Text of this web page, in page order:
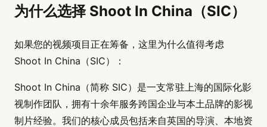
为什么选择 Shoot In China（SIC）
如果您的视频项目正在筹备，这里为什么值得考虑
Shoot In China（SIC）：
Shoot In China（简称 SIC）是一支常驻上海的国际化影
视制作团队，拥有十余年服务跨国企业与本土品牌的影视
制片经验。我们的核心成员包括来自英国的导演、本地资